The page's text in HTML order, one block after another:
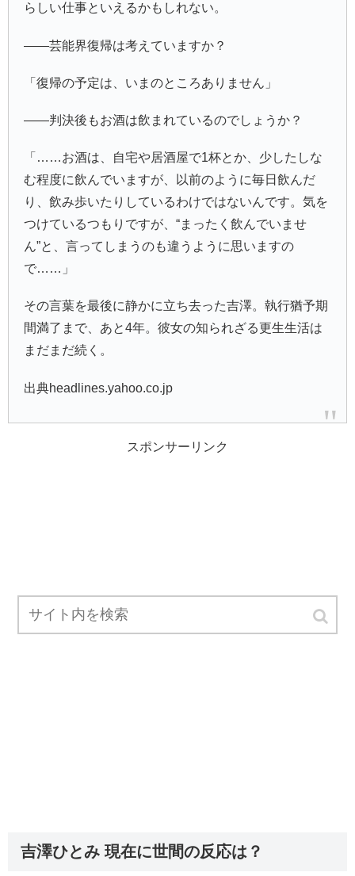
らしい仕事といえるかもしれない。
――芸能界復帰は考えていますか？
「復帰の予定は、いまのところありません」
――判決後もお酒は飲まれているのでしょうか？
「……お酒は、自宅や居酒屋で1杯とか、少したしな
む程度に飲んでいますが、以前のように毎日飲んだ
り、飲み歩いたりしているわけではないんです。気を
つけているつもりですが、“まったく飲んでいませ
ん”と、言ってしまうのも違うように思いますの
で……」
その言葉を最後に静かに立ち去った吉澤。執行猶予期
間満了まで、あと4年。彼女の知られざる更生生活は
まだまだ続く。
出典headlines.yahoo.co.jp
スポンサーリンク
吉澤ひとみ 現在に世間の反応は？